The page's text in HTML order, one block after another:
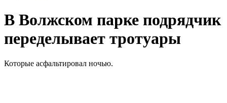
В Волжском парке подрядчик
переделывает тротуары
Которые асфальтировал ночью.